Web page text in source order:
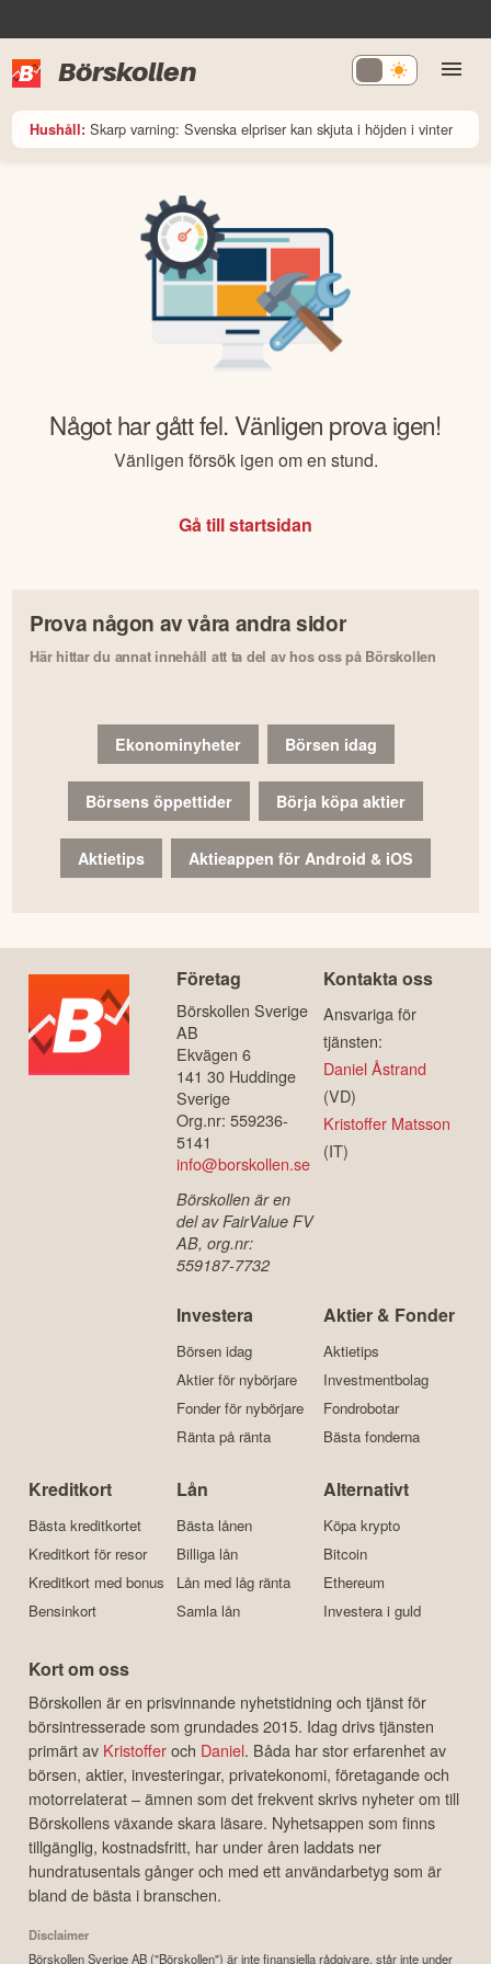
Börskollen
Hushåll: Skarp varning: Svenska elpriser kan skjuta i höjden i vinter
Något har gått fel. Vänligen prova igen!
Vänligen försök igen om en stund.
Gå till startsidan
Prova någon av våra andra sidor
Här hittar du annat innehåll att ta del av hos oss på Börskollen
Ekonominyheter Börsen idag
Börsens öppettider Börja köpa aktier
Aktietips Aktieappen för Android & iOS
Företag
Börskollen Sverige
AB
Ekvägen 6
141 30 Huddinge
Sverige
Org.nr: 559236-
5141
info@borskollen.se
Börskollen är en
del av FairValue FV
AB, org.nr:
559187-7732
Kontakta oss
Ansvariga för
tjänsten:
Daniel Åstrand
(VD)
Kristoffer Matsson
(IT)
Investera
Börsen idag
Aktier för nybörjare
Fonder för nybörjare
Ränta på ränta
Aktier & Fonder
Aktietips
Investmentbolag
Fondrobotar
Bästa fonderna
Kreditkort
Bästa kreditkortet
Kreditkort för resor
Kreditkort med bonus
Bensinkort
Lån
Bästa lånen
Billiga lån
Lån med låg ränta
Samla lån
Alternativt
Köpa krypto
Bitcoin
Ethereum
Investera i guld
Kort om oss
Börskollen är en prisvinnande nyhetstidning och tjänst för
börsintresserade som grundades 2015. Idag drivs tjänsten
primärt av Kristofferoch Daniel. Båda har stor erfarenhet av
börsen, aktier, investeringar, privatekonomi, företagande och
motorrelaterat – ämnen som det frekvent skrivs nyheter om till
Börskollens växande skara läsare. Nyhetsappen som finns
tillgänglig, kostnadsfritt, har under åren laddats ner
hundratusentals gånger och med ett användarbetyg som är
bland de bästa i branschen.
Disclaimer
Börskollen Sverige AB ("Börskollen") är inte finansiella rådgivare, står inte under